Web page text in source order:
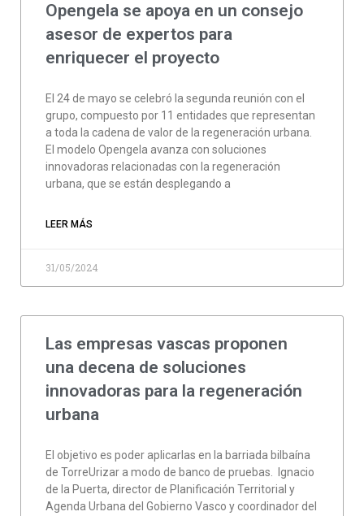
Opengela se apoya en un consejo
asesor de expertos para
enriquecer el proyecto
El 24 de mayo se celebró la segunda reunión con el
grupo, compuesto por 11 entidades que representan
a toda la cadena de valor de la regeneración urbana.
El modelo Opengela avanza con soluciones
innovadoras relacionadas con la regeneración
urbana, que se están desplegando a
LEER MÁS
31/05/2024
Las empresas vascas proponen
una decena de soluciones
innovadoras para la regeneración
urbana
El objetivo es poder aplicarlas en la barriada bilbaína
de TorreUrizar a modo de banco de pruebas. Ignacio
de la Puerta, director de Planificación Territorial y
Agenda Urbana del Gobierno Vasco y coordinador del